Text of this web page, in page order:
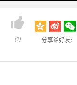

(1) 分享给好友: